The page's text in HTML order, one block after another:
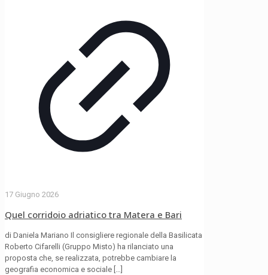
17 Giugno 2026
Quel corridoio adriatico tra Matera e Bari
di Daniela Mariano Il consigliere regionale della Basilicata
Roberto Cifarelli (Gruppo Misto) ha rilanciato una
proposta che, se realizzata, potrebbe cambiare la
geografia economica e sociale […]